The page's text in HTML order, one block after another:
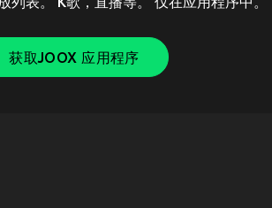
列表。 K歌，直播等。 仅在应用程序中。
获取JOOX 应用程序